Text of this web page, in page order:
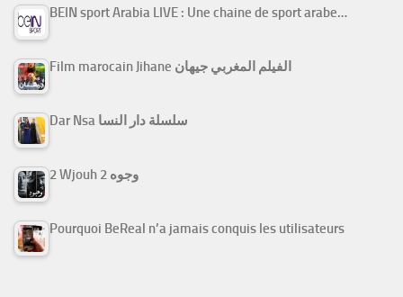
BEIN sport Arabia LIVE : Une chaine de sport arabe…
Film marocain Jihane الفيلم المغربي جيهان
Dar Nsa سلسلة دار النسا
2 Wjouh 2 وجوه
Pourquoi BeReal n’a jamais conquis les utilisateurs